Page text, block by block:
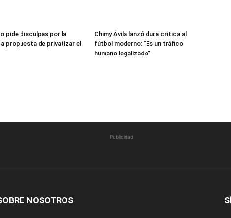
pide disculpas por la
propuesta de privatizar el
Chimy Ávila lanzó dura crítica al
fútbol moderno: “Es un tráfico
humano legalizado”
Publicidad
NOSOTROS